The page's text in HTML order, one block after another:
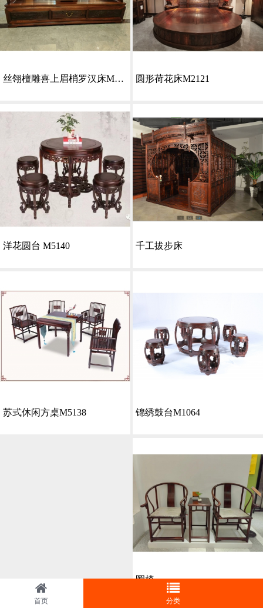
圆形荷花床M2121
丝翎檀雕喜上眉梢罗汉床M2143
千工拔步床
洋花圆台 M5140
锦绣鼓台M1064
苏式休闲方桌M5138
圈椅
首页 分类